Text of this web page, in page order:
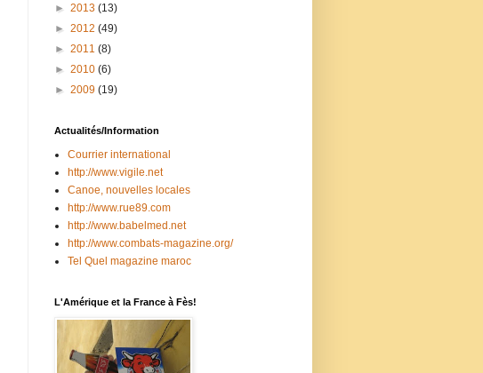
► 2013 (13)
► 2012 (49)
► 2011 (8)
► 2010 (6)
► 2009 (19)
Actualités/Information
Courrier international
http://www.vigile.net
Canoe, nouvelles locales
http://www.rue89.com
http://www.babelmed.net
http://www.combats-magazine.org/
Tel Quel magazine maroc
L'Amérique et la France à Fès!